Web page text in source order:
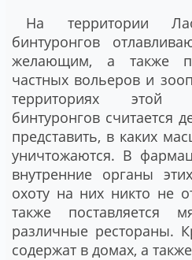
На территории
бинтуронгов
желающим, а также
частных вольеров и
территориях этой
бинтуронгов считается
представить, в каких
уничтожаются. В
внутренние органы
охоту на них никто не
также поставляется
различные рестораны.
содержат в домах, а